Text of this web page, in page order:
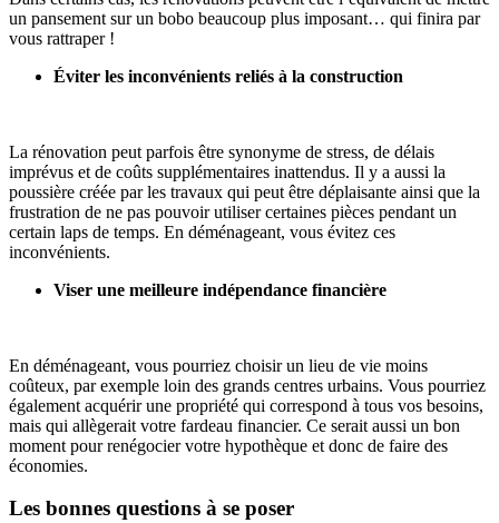
un pansement sur un bobo beaucoup plus imposant… qui finira par
vous rattraper !
Éviter les inconvénients reliés à la construction
La rénovation peut parfois être synonyme de stress, de délais
imprévus et de coûts supplémentaires inattendus. Il y a aussi la
poussière créée par les travaux qui peut être déplaisante ainsi que la
frustration de ne pas pouvoir utiliser certaines pièces pendant un
certain laps de temps. En déménageant, vous évitez ces
inconvénients.
Viser une meilleure indépendance financière
En déménageant, vous pourriez choisir un lieu de vie moins
coûteux, par exemple loin des grands centres urbains. Vous pourriez
également acquérir une propriété qui correspond à tous vos besoins,
mais qui allègerait votre fardeau financier. Ce serait aussi un bon
moment pour renégocier votre hypothèque et donc de faire des
économies.
Les bonnes questions à se poser